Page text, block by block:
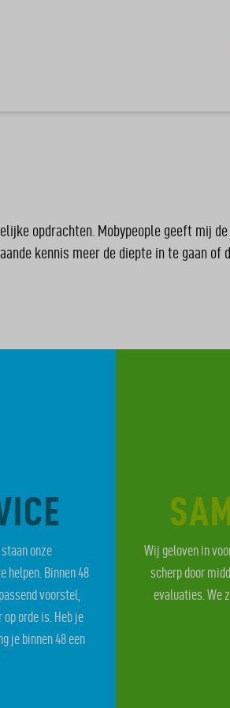
opdrachten. Mobypeople geeft mij
kennis meer de diepte in te gaan
onze
helpen. Binnen 48
voorstel,
orde is. Heb je
je binnen 48 een
Wij geloven in
scherp door
evaluaties. We